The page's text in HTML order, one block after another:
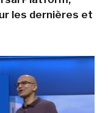
les dernières et